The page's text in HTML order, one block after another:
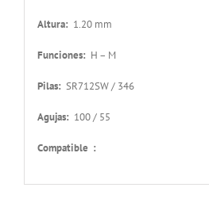
Altura: 1.20 mm
Funciones: H – M
Pilas: SR712SW / 346
Agujas: 100 / 55
Compatible :